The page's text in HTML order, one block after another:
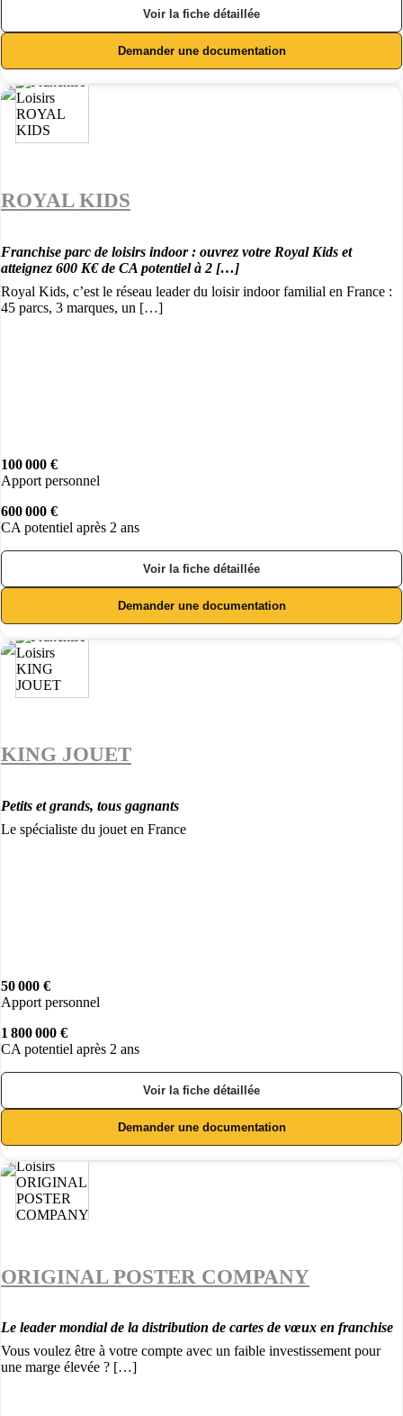
Voir la fiche détaillée
Demander une documentation
ROYAL KIDS
Franchise parc de loisirs indoor : ouvrez votre Royal Kids et
atteignez 600 K€ de CA potentiel à 2 […]
Royal Kids, c’est le réseau leader du loisir indoor familial en France :
45 parcs, 3 marques, un […]
100 000 €
Apport personnel
600 000 €
CA potentiel après 2 ans
Voir la fiche détaillée
Demander une documentation
KING JOUET
Petits et grands, tous gagnants
Le spécialiste du jouet en France
50 000 €
Apport personnel
1 800 000 €
CA potentiel après 2 ans
Voir la fiche détaillée
Demander une documentation
ORIGINAL POSTER COMPANY
Le leader mondial de la distribution de cartes de vœux en franchise
Vous voulez être à votre compte avec un faible investissement pour
une marge élevée ? […]